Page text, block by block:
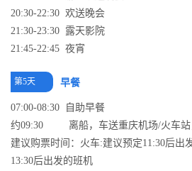
20:30-22:30 欢送晚会
21:30-23:30 露天影院
21:45-22:45 夜宵
第5天 早餐
07:00-08:30 自助早餐
约09:30 离船，车送重庆机场/火车站
建议购票时间：火车:建议预定11:30后出
13:30后出发的班机